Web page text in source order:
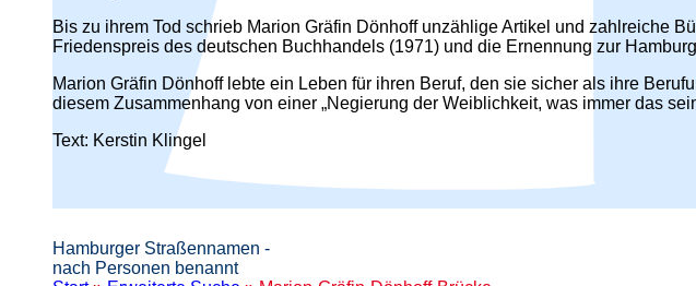
Hamburger Straßennamen -
nach Personen benannt
Bis zu ihrem Tod schrieb Marion Gräfin Dönhoff unzählige Artikel und zahlreiche
Friedenspreis des deutschen Buchhandels (1971) und die Ernennung zur
Marion Gräfin Dönhoff lebte ein Leben für ihren Beruf, den sie sicher als ihre
diesem Zusammenhang von einer „Negierung der Weiblichkeit, was immer das
Text: Kerstin Klingel